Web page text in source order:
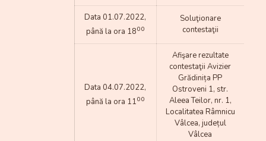
Data 01.07.2022,
până la ora 1800
Soluţionare
contestaţii
Data 04.07.2022,
până la ora 1100
Afişare rezultate
contestaţii Avizier
Grădinița PP
Ostroveni 1, str.
Aleea Teilor, nr. 1,
Localitatea Râmnicu
Vâlcea, județul
Vâlcea